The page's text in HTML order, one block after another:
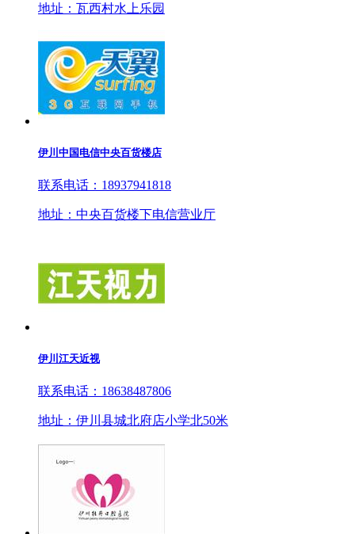
地址：瓦西村水上乐园
伊川中国电信中央百货楼店
联系电话：18937941818
地址：中央百货楼下电信营业厅
伊川江天近视
联系电话：18638487806
地址：伊川县城北府店小学北50米